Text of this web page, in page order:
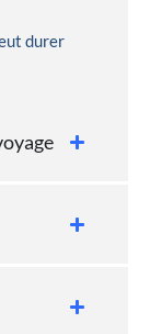
durer